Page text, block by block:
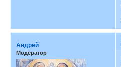
Андрей
Модератор